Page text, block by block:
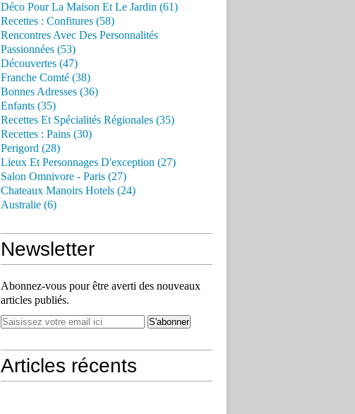
Déco Pour La Maison Et Le Jardin (61)
Recettes : Confitures (58)
Rencontres Avec Des Personnalités
Passionnées (53)
Découvertes (47)
Franche Comté (38)
Bonnes Adresses (36)
Enfants (35)
Recettes Et Spécialités Régionales (35)
Recettes : Pains (30)
Perigord (28)
Lieux Et Personnages D'exception (27)
Salon Omnivore - Paris (27)
Chateaux Manoirs Hotels (24)
Australie (6)
Newsletter
Abonnez-vous pour être averti des nouveaux
articles publiés.
Articles récents